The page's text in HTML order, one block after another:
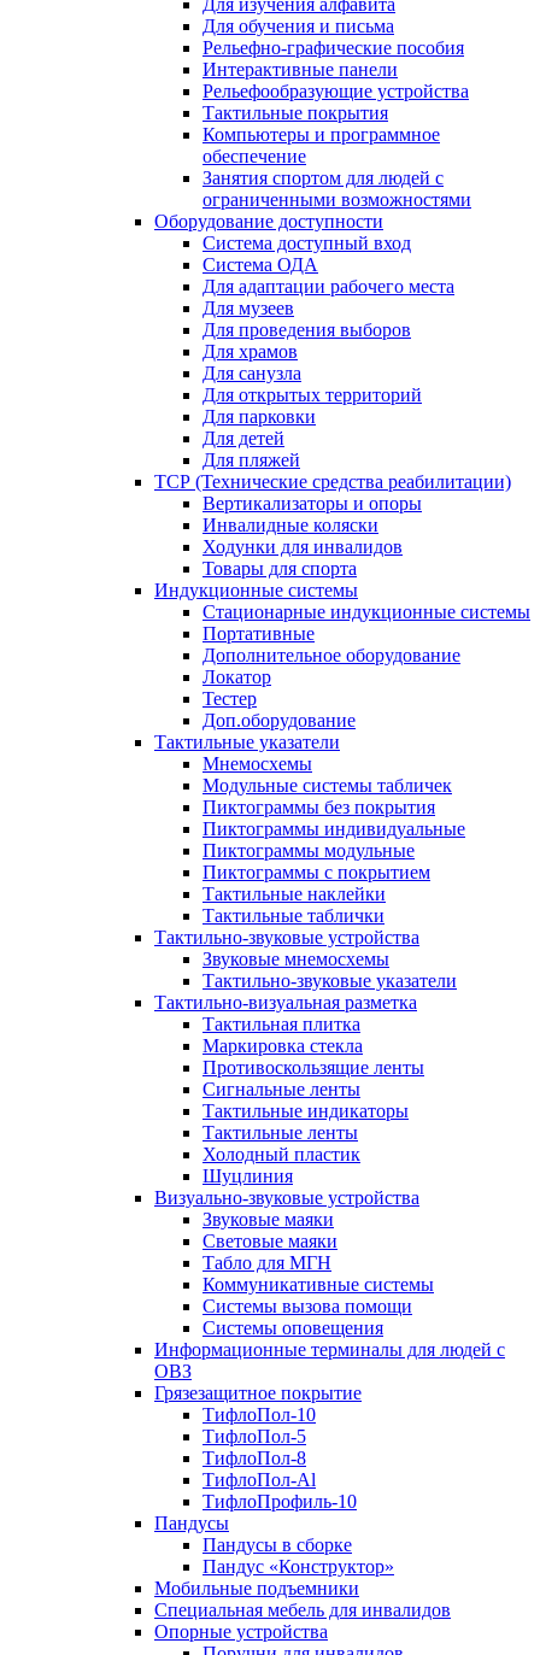
Для изучения алфавита
Для обучения и письма
Рельефно-графические пособия
Интерактивные панели
Рельефообразующие устройства
Тактильные покрытия
Компьютеры и программное
обеспечение
Занятия спортом для людей с
ограниченными возможностями
Оборудование доступности
Система доступный вход
Система ОДА
Для адаптации рабочего места
Для музеев
Для проведения выборов
Для храмов
Для санузла
Для открытых территорий
Для парковки
Для детей
Для пляжей
ТСР (Технические средства реабилитации)
Вертикализаторы и опоры
Инвалидные коляски
Ходунки для инвалидов
Товары для спорта
Индукционные системы
Стационарные индукционные системы
Портативные
Дополнительное оборудование
Локатор
Тестер
Доп.оборудование
Тактильные указатели
Мнемосхемы
Модульные системы табличек
Пиктограммы без покрытия
Пиктограммы индивидуальные
Пиктограммы модульные
Пиктограммы с покрытием
Тактильные наклейки
Тактильные таблички
Тактильно-звуковые устройства
Звуковые мнемосхемы
Тактильно-звуковые указатели
Тактильно-визуальная разметка
Тактильная плитка
Маркировка стекла
Противоскользящие ленты
Сигнальные ленты
Тактильные индикаторы
Тактильные ленты
Холодный пластик
Шуцлиния
Визуально-звуковые устройства
Звуковые маяки
Световые маяки
Табло для МГН
Коммуникативные системы
Системы вызова помощи
Системы оповещения
Информационные терминалы для людей с
ОВЗ
Грязезащитное покрытие
ТифлоПол-10
ТифлоПол-5
ТифлоПол-8
ТифлоПол-Al
ТифлоПрофиль-10
Пандусы
Пандусы в сборке
Пандус «Конструктор»
Мобильные подъемники
Специальная мебель для инвалидов
Опорные устройства